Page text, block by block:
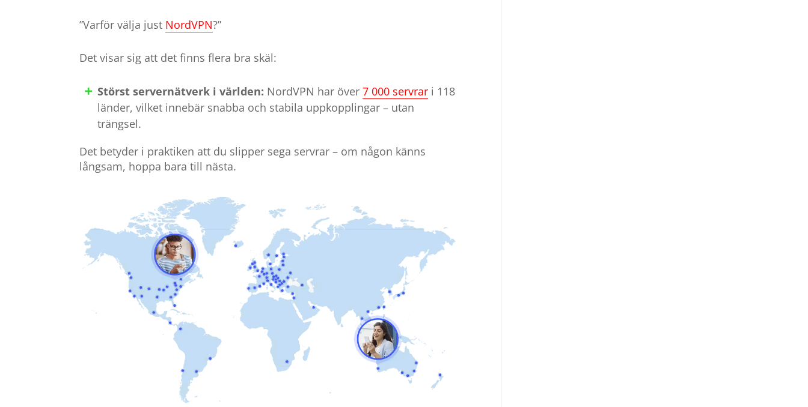
”Varför välja just NordVPN?”
Det visar sig att det finns flera bra skäl:
Störst servernätverk i världen: NordVPN har över 7 000 servrar i 118
länder, vilket innebär snabba och stabila uppkopplingar – utan
trängsel.
Det betyder i praktiken att du slipper sega servrar – om någon känns
långsam, hoppa bara till nästa.